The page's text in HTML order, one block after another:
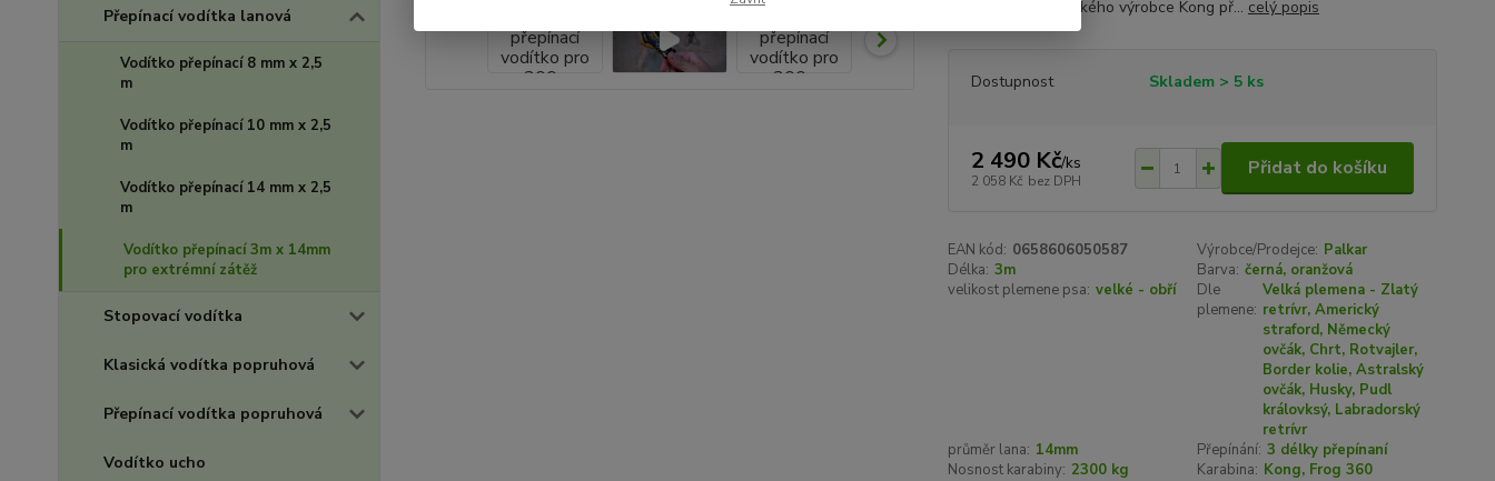
Přepínací vodítka lanová
Vodítko přepínací 8 mm x 2,5
m
Vodítko přepínací 10 mm x 2,5
m
Vodítko přepínací 14 mm x 2,5
m
Vodítko přepínací 3m x 14mm
pro extrémní zátěž
Stopovací vodítka
Klasická vodítka popruhová
Přepínací vodítka popruhová
Vodítko ucho
"Frog 360" od italského výrobce Kong př... celý popis
Dostupnost Skladem > 5 ks
2 490 Kč/ks
2 058 Kč bez DPH
Přidat do košíku
EAN kód: 0658606050587 Výrobce/Prodejce: Palkar
Délka: 3m Barva: černá, oranžová
velikost plemene psa: velké - obří
Dle
plemene:
Velká plemena - Zlatý
retrívr, Americký
straford, Německý
ovčák, Chrt, Rotvajler,
Border kolie, Astralský
ovčák, Husky, Pudl
královksý, Labradorský
retrívr
průměr lana: 14mm Přepínání: 3 délky přepínaní
Nosnost karabiny: 2300 kg Karabina: Kong, Frog 360